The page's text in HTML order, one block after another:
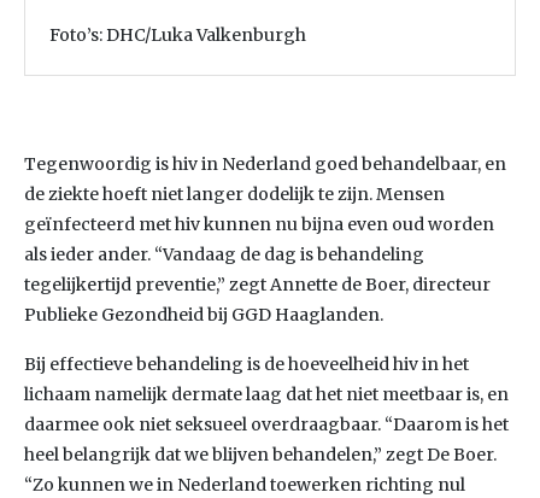
Foto’s: DHC/Luka Valkenburgh
Tegenwoordig is hiv in Nederland goed behandelbaar, en
de ziekte hoeft niet langer dodelijk te zijn. Mensen
geïnfecteerd met hiv kunnen nu bijna even oud worden
als ieder ander. “Vandaag de dag is behandeling
tegelijkertijd preventie,” zegt Annette de Boer, directeur
Publieke Gezondheid bij GGD Haaglanden.
Bij effectieve behandeling is de hoeveelheid hiv in het
lichaam namelijk dermate laag dat het niet meetbaar is, en
daarmee ook niet seksueel overdraagbaar. “Daarom is het
heel belangrijk dat we blijven behandelen,” zegt De Boer.
“Zo kunnen we in Nederland toewerken richting nul